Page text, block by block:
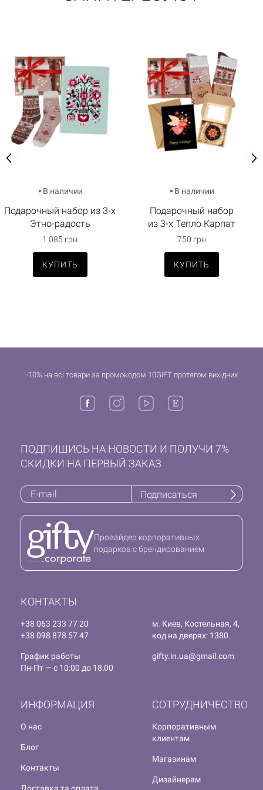
В наличии
Подарочный набор из 3-х
Этно-радость
1 085 грн
КУПИТЬ
В наличии
Подарочный набор
из 3-х Тепло Карпат
750 грн
КУПИТЬ
-10% на всі товари за промокодом 10GIFT протягом вихідних
КОНТАКТЫ
+38 063 233 77 20
+38 098 878 57 47
м. Киев, Костельная, 4,
код на дверях: 1380.
График работы
Пн-Пт — с 10:00 до 18:00
gifty.in.ua@gmail.com
СОТРУДНИЧЕСТВО
Корпоративным
клиентам
Магазинам
Дизайнерам
ИНФОРМАЦИЯ
О нас
Блог
Контакты
ПОДПИШИСЬ НА НОВОСТИ И ПОЛУЧИ 7%
СКИДКИ НА ПЕРВЫЙ ЗАКАЗ
Подписаться
Провайдер корпоративных
подарков с брендированием